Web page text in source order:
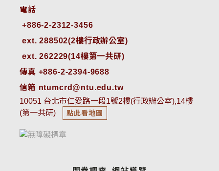
電話
ext. 288502(2樓行政辦公室)
ext. 262229(14樓第一共研)
傳真 +886-2-2394-9688
信箱 ntumcrd@ntu.edu.tw
10051 台北市仁愛路一段1號2樓(行政辦公室),14樓
(第一共研)
點此看地圖